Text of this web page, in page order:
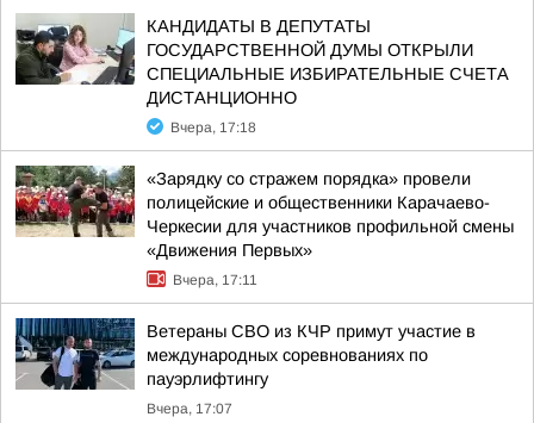
КАНДИДАТЫ В ДЕПУТАТЫ
ГОСУДАРСТВЕННОЙ ДУМЫ ОТКРЫЛИ
СПЕЦИАЛЬНЫЕ ИЗБИРАТЕЛЬНЫЕ СЧЕТА
ДИСТАНЦИОННО
Вчера, 17:18
«Зарядку со стражем порядка» провели
полицейские и общественники Карачаево-
Черкесии для участников профильной смены
«Движения Первых»
Вчера, 17:11
Ветераны СВО из КЧР примут участие в
международных соревнованиях по
пауэрлифтингу
Вчера, 17:07